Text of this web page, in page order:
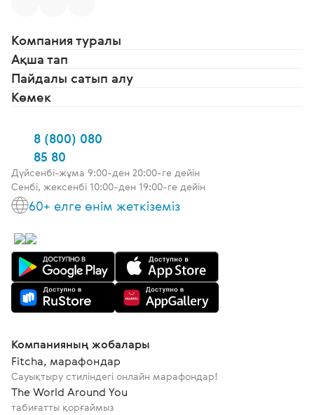
Компания туралы
Ақша тап
Пайдалы сатып алу
Көмек
8 (800) 080
85 80
Дүйсенбі-жұма 9:00-ден 20:00-ге дейін
Сенбі, жексенбі 10:00-ден 19:00-ге дейін
60+ елге өнім жеткіземіз
Компанияның жобалары
Fitcha, марафондар
Сауықтыру стиліндегі онлайн марафондар!
The World Around You
табиғатты қорғаймыз